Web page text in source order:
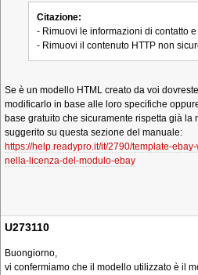
Citazione:
- Rimuovi le informazioni di contatto
- Rimuovi il contenuto HTTP non
Se è un modello HTML creato da voi
modificarlo in base alle loro specifiche
base gratuito che sicuramente rispetta già la
suggerito su questa sezione del manuale:
https://help.readypro.it/it/2790/template-
nella-licenza-del-modulo-ebay
U273110
Buongiorno,
vi confermiamo che il modello utilizzato è il